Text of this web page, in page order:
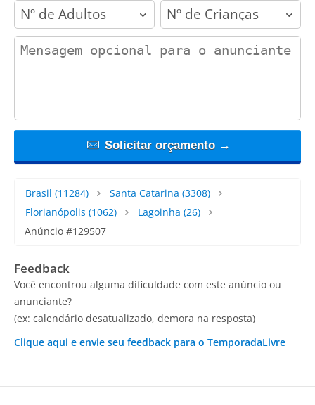
adults children
contact_message
Solicitar orçamento →
Brasil (11284) Santa Catarina (3308)
Florianópolis (1062) Lagoinha (26)
Anúncio #129507
Feedback
Você encontrou alguma dificuldade com este anúncio ou
anunciante?
(ex: calendário desatualizado, demora na resposta)
Clique aqui e envie seu feedback para o TemporadaLivre